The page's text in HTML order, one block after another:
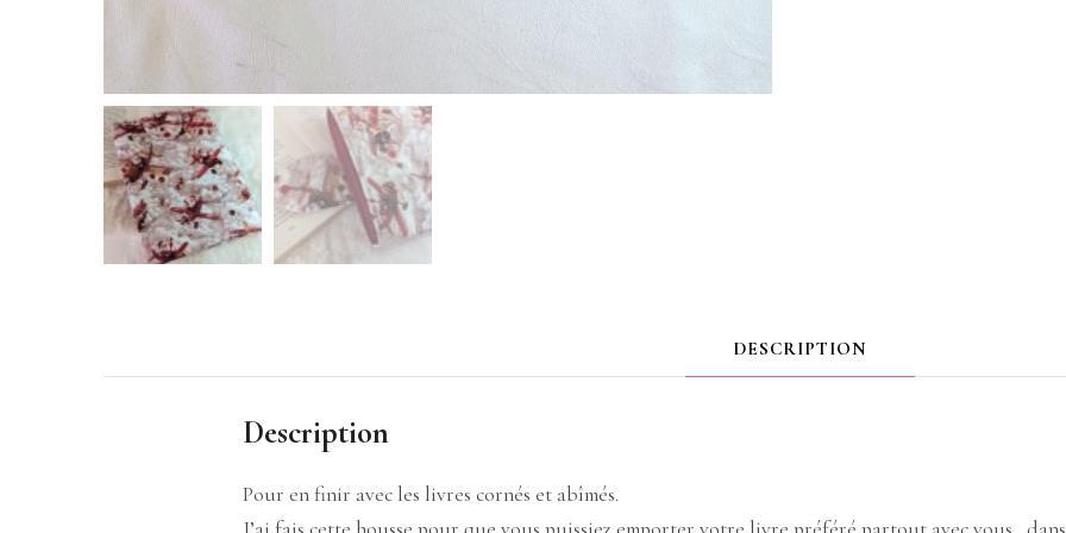
DESCRIPTION
Description
Pour en finir avec les livres cornés et abîmés.